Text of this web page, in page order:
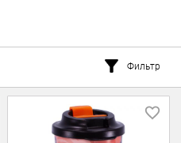
Фильтр